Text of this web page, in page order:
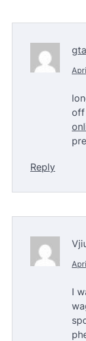
off
Reply
I